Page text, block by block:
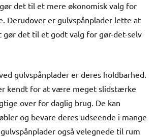
det til et mere økonomisk valg for
Derudover er gulvspånplader lette at
gør det til et godt valg for gør-det-selv
gulvspånplader er deres holdbarhed.
kendt for at være meget slidstærke
over for daglig brug. De kan
og bevare deres udseende i mange
også velegnede til rum